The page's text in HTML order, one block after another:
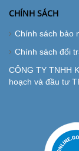
CHÍNH SÁCH
Chính sách bảo
Chính sách đổi
CÔNG TY TNHH
hoạch và đầu tư